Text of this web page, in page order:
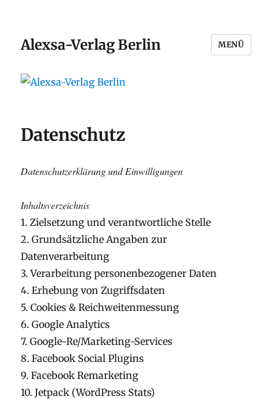
Alexsa-Verlag Berlin MENÜ
Datenschutz
Datenschutzerklärung und Einwilligungen
Inhaltsverzeichnis
1. Zielsetzung und verantwortliche Stelle
2. Grundsätzliche Angaben zur
Datenverarbeitung
3. Verarbeitung personenbezogener Daten
4. Erhebung von Zugriffsdaten
5. Cookies & Reichweitenmessung
6. Google Analytics
7. Google-Re/Marketing-Services
8. Facebook Social Plugins
9. Facebook Remarketing
10. Jetpack (WordPress Stats)